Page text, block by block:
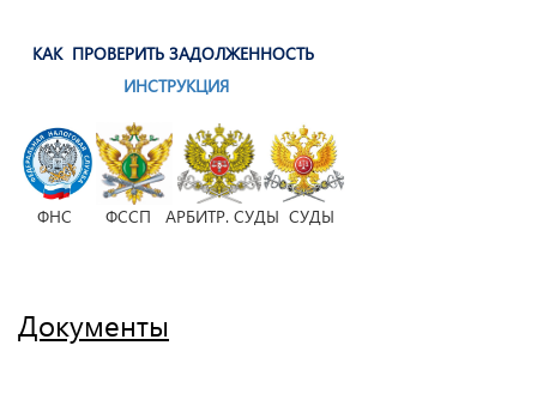
КАК ПРОВЕРИТЬ ЗАДОЛЖЕННОСТЬ
ИНСТРУКЦИЯ
ФНС ФССП АРБИТР. СУДЫ СУДЫ
Документы